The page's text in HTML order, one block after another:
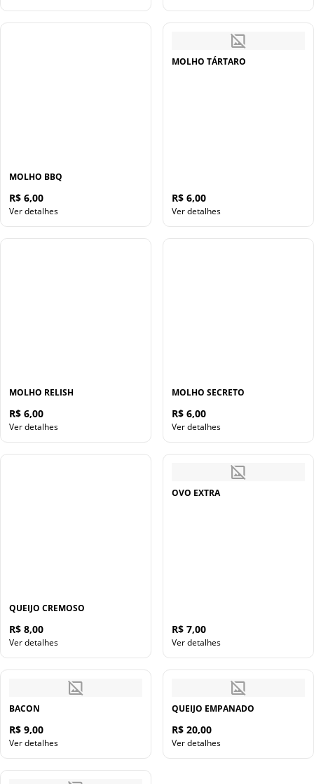
MOLHO BBQ
R$ 6,00
Ver detalhes
MOLHO TÁRTARO
R$ 6,00
Ver detalhes
MOLHO RELISH
R$ 6,00
Ver detalhes
MOLHO SECRETO
R$ 6,00
Ver detalhes
QUEIJO CREMOSO
R$ 8,00
Ver detalhes
OVO EXTRA
R$ 7,00
Ver detalhes
BACON
R$ 9,00
Ver detalhes
QUEIJO EMPANADO
R$ 20,00
Ver detalhes